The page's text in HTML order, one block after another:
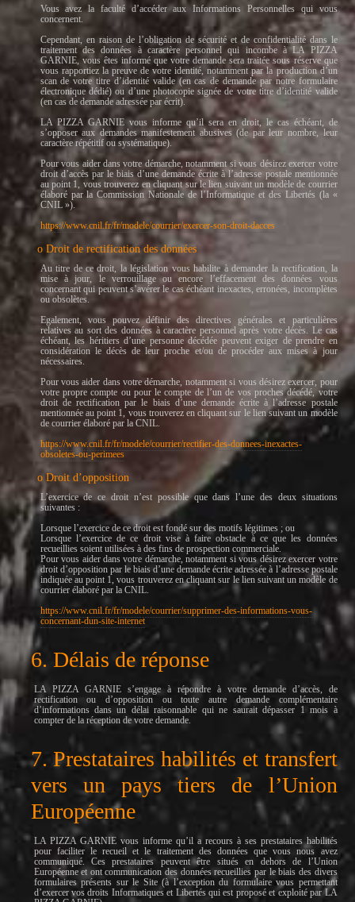
Vous avez la faculté d’accéder aux Informations Personnelles qui vous
concernent.
Cependant, en raison de l’obligation de sécurité et de confidentialité dans le
traitement des données à caractère personnel qui incombe à LA PIZZA
GARNIE, vous êtes informé que votre demande sera traitée sous réserve que
vous rapportiez la preuve de votre identité, notamment par la production d’un
scan de votre titre d’identité valide (en cas de demande par notre formulaire
électronique dédié) ou d’une photocopie signée de votre titre d’identité valide
(en cas de demande adressée par écrit).
LA PIZZA GARNIE vous informe qu’il sera en droit, le cas échéant, de
s’opposer aux demandes manifestement abusives (de par leur nombre, leur
caractère répétitif ou systématique).
Pour vous aider dans votre démarche, notamment si vous désirez exercer votre
droit d’accès par le biais d’une demande écrite à l’adresse postale mentionnée
au point 1, vous trouverez en cliquant sur le lien suivant un modèle de courrier
élaboré par la Commission Nationale de l’Informatique et des Libertés (la «
CNIL »).
https://www.cnil.fr/fr/modele/courrier/exercer-son-droit-dacces
o Droit de rectification des données
Au titre de ce droit, la législation vous habilite à demander la rectification, la
mise à jour, le verrouillage ou encore l’effacement des données vous
concernant qui peuvent s’avérer le cas échéant inexactes, erronées, incomplètes
ou obsolètes.
Egalement, vous pouvez définir des directives générales et particulières
relatives au sort des données à caractère personnel après votre décès. Le cas
échéant, les héritiers d’une personne décédée peuvent exiger de prendre en
considération le décès de leur proche et/ou de procéder aux mises à jour
nécessaires.
Pour vous aider dans votre démarche, notamment si vous désirez exercer, pour
votre propre compte ou pour le compte de l’un de vos proches décédé, votre
droit de rectification par le biais d’une demande écrite à l’adresse postale
mentionnée au point 1, vous trouverez en cliquant sur le lien suivant un modèle
de courrier élaboré par la CNIL.
https://www.cnil.fr/fr/modele/courrier/rectifier-des-donnees-inexactes-
obsoletes-ou-perimees
o Droit d’opposition
L’exercice de ce droit n’est possible que dans l’une des deux situations
suivantes :
Lorsque l’exercice de ce droit est fondé sur des motifs légitimes ; ou
Lorsque l’exercice de ce droit vise à faire obstacle à ce que les données
recueillies soient utilisées à des fins de prospection commerciale.
Pour vous aider dans votre démarche, notamment si vous désirez exercer votre
droit d’opposition par le biais d’une demande écrite adressée à l’adresse postale
indiquée au point 1, vous trouverez en cliquant sur le lien suivant un modèle de
courrier élaboré par la CNIL.
https://www.cnil.fr/fr/modele/courrier/supprimer-des-informations-vous-
concernant-dun-site-internet
6. Délais de réponse
LA PIZZA GARNIE s’engage à répondre à votre demande d’accès, de
rectification ou d’opposition ou toute autre demande complémentaire
d’informations dans un délai raisonnable qui ne saurait dépasser 1 mois à
compter de la réception de votre demande.
7. Prestataires habilités et transfert
vers un pays tiers de l’Union
Européenne
LA PIZZA GARNIE vous informe qu’il a recours à ses prestataires habilités
pour faciliter le recueil et le traitement des données que vous nous avez
communiqué. Ces prestataires peuvent être situés en dehors de l’Union
Européenne et ont communication des données recueillies par le biais des divers
formulaires présents sur le Site (à l’exception du formulaire vous permettant
d’exercer vos droits Informatiques et Libertés qui est proposé et exploité par LA